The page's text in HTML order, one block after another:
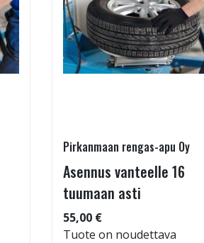
Pirkanmaan rengas-apu Oy
Asennus vanteelle 16
tuumaan asti
55,00 €
Tuote on noudettava